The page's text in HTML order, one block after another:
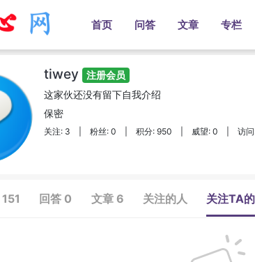
首页 问答 文章 专栏
tiwey
注册会员
这家伙还没有留下自我介绍
保密
关注: 3 粉丝: 0 积分: 950 威望: 0 访
回答 0 文章 6 关注的人 关注TA的